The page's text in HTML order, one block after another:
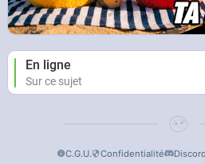
En ligne
Sur ce sujet
C.G.U. Confidentialité Discord